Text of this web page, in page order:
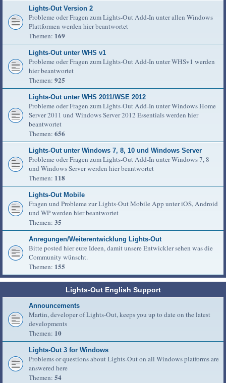
Lights-Out Version 2
Probleme oder Fragen zum Lights-Out Add-In unter allen Windows
Plattformen werden hier beantwortet
Themen: 169
Lights-Out unter WHS v1
Probleme oder Fragen zum Lights-Out Add-In unter WHSv1 werden
hier beantwortet
Themen: 925
Lights-Out unter WHS 2011/WSE 2012
Probleme oder Fragen zum Lights-Out Add-In unter Windows Home
Server 2011 und Windows Server 2012 Essentials werden hier
beantwortet
Themen: 656
Lights-Out unter Windows 7, 8, 10 und Windows Server
Probleme oder Fragen zum Lights-Out Add-In unter Windows 7, 8
und Windows Server werden hier beantwortet
Themen: 118
Lights-Out Mobile
Fragen und Probleme zur Lights-Out Mobile App unter iOS, Android
und WP werden hier beantwortet
Themen: 35
Anregungen/Weiterentwicklung Lights-Out
Bitte posted hier eure Ideen, damit unsere Entwickler sehen was die
Community wünscht.
Themen: 155
Lights-Out English Support
Announcements
Martin, developer of Lights-Out, keeps you up to date on the latest
developments
Themen: 10
Lights-Out 3 for Windows
Problems or questions about Lights-Out on all Windows platforms are
answered here
Themen: 54